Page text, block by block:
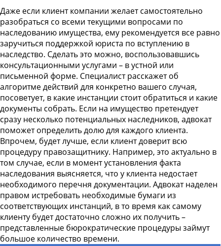
Даже если клиент компании желает самостоятельно
разобраться со всеми текущими вопросами по
наследованию имущества, ему рекомендуется все равно
заручиться поддержкой юриста по вступлению в
наследство. Сделать это можно, воспользовавшись
консультационными услугами – в устной или
письменной форме. Специалист расскажет об
алгоритме действий для конкретно вашего случая,
посоветует, в какие инстанции стоит обратиться и какие
документы собрать. Если на имущество претендует
сразу несколько потенциальных наследников, адвокат
поможет определить долю для каждого клиента.
Впрочем, будет лучше, если клиент доверит всю
процедуру правозащитнику. Например, это актуально в
том случае, если в момент установления факта
наследования выясняется, что у клиента недостает
необходимого перечня документации. Адвокат наделен
правом истребовать необходимые бумаги из
соответствующих инстанций, в то время как самому
клиенту будет достаточно сложно их получить –
представленные бюрократические процедуры займут
большое количество времени.